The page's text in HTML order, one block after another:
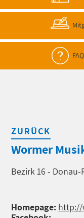
FAQ
ZURÜCK
Wormer
Bezirk 16 - Donau-
Homepage: http://